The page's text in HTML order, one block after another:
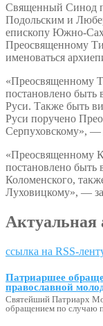
Священный Синод
Подольским и
епископу Южно-
Преосвященному
именоваться
«Преосвященному
постановлено быть
Руси. Также быть
Руси поручено
Серпуховскому», —
«Преосвященному
постановлено быть
Коломенского,
Луховицкому», —
Актуальная
ссылка на RSS-
Патриаршее
православной
Святейший Патриарх
обращением по случаю